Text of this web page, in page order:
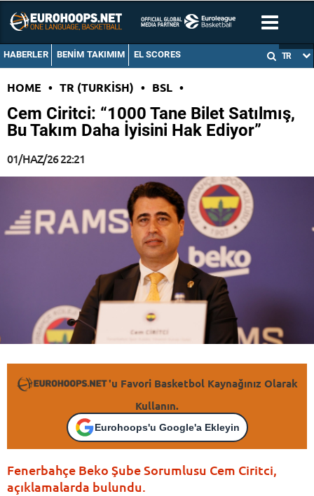
HABERLER BENIM TAKIMIM EL SCORES TR
HOME • TR (TURKISH) • BSL •
Cem Ciritci: “1000 Tane Bilet Satılmış,
Bu Takım Daha İyisini Hak Ediyor”
01/HAZ/26 22:21
'u Favori Basketbol Kaynağınız Olarak
Kullanın.
Eurohoops'u Google'a Ekleyin
Fenerbahçe Beko Şube Sorumlusu Cem Ciritci,
açıklamalarda bulundu.